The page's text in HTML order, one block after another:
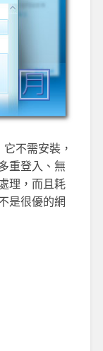
不需安裝，
重登入、無
理，而且耗
是很優的網